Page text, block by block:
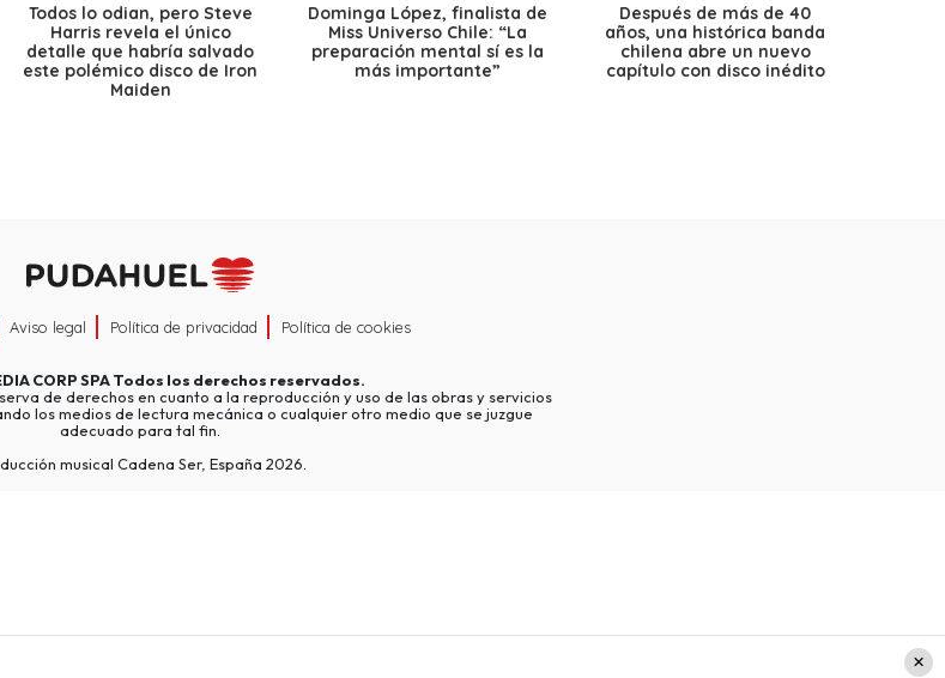
Todos lo odian, pero Steve
Harris revela el único
detalle que habría salvado
este polémico disco de Iron
Maiden
Dominga López, finalista de
Miss Universo Chile: “La
preparación mental sí es la
más importante”
Después de más de 40
años, una histórica banda
chilena abre un nuevo
capítulo con disco inédito
Aviso legal Política de privacidad Política de cookies
CORP SPATodos los derechos reservados.
de derechos en cuanto a la reproducción y uso de las obras y servicios
los medios de lectura mecánica o cualquier otro medio que se juzgue
adecuado para tal fin.
musical Cadena Ser, España 2026.